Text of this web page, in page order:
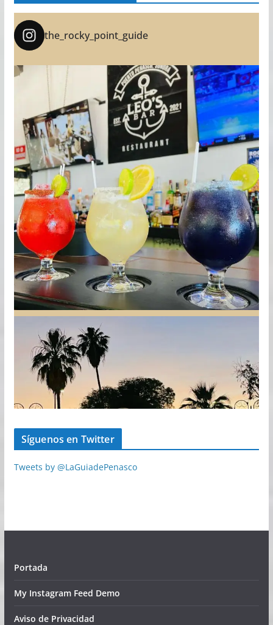
the_rocky_point_guide
Síguenos en Twitter
Tweets by @LaGuiadePenasco
Portada
My Instagram Feed Demo
Aviso de Privacidad